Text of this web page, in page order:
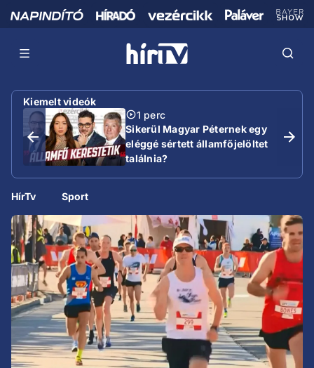
Kiemelt videók
1 perc
Sikerül Magyar Péternek egy
eléggé sértett államfőjelöltet
találnia?
HírTv Sport